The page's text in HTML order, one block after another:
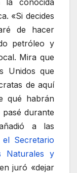
conocida
«Si decides
de hacer
petróleo y
Mira que
Unidos que
de aquí
qué habrán
durante
a las
Secretario
Naturales y
juró «dejar